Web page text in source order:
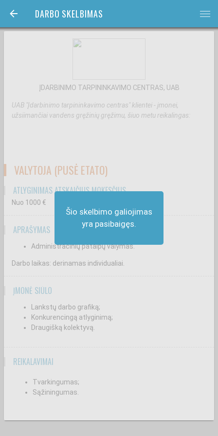
DARBO SKELBIMAS bars
Šio skelbimo galiojimas
yra pasibaigęs.
ĮDARBINIMO TARPININKAVIMO CENTRAS, UAB
UAB "Įdarbinimo tarpininkavimo centras" klientei - įmonei,
užsiimančiai vandens gręžinių gręžimu, šiuo metu reikalingas:
VALYTOJA (PUSĖ ETATO)
ATLYGINIMAS ATSKAIČIUS MOKESČIUS
Nuo 1000 €
APRAŠYMAS
Administracinių patalpų valymas.
Darbo laikas: derinamas individualiai.
ĮMONĖ SIŪLO
Lankstų darbo grafiką;
Konkurencingą atlyginimą;
Draugišką kolektyvą.
REIKALAVIMAI
Tvarkingumas;
Sąžiningumas.